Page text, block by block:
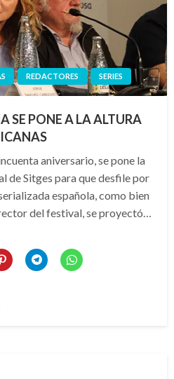
REDACTORES SERIES
SE PONE A LA ALTURA
aniversario, se pone la
de Sitges para que desfile por
española, como bien
del festival, se proyectó…